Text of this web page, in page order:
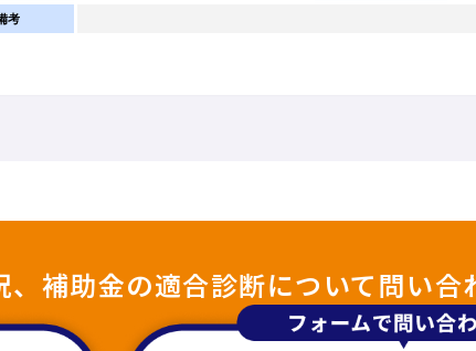
考
補助金の適合診断について問い合